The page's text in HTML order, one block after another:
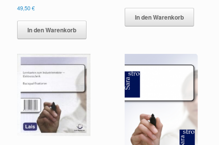
49,50€
In den Warenkorb
In den Warenkorb